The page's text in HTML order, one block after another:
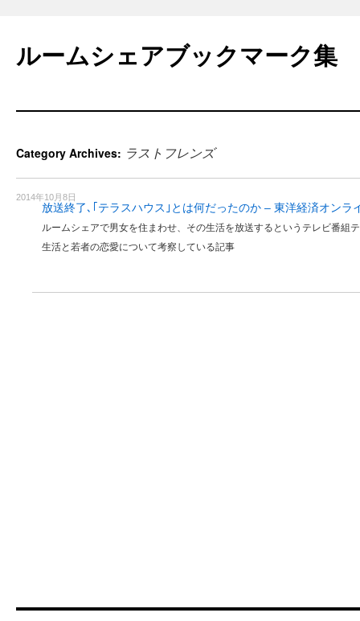
content
ルームシェアブックマーク集
Category Archives: ラストフレンズ
2014年10月8日
放送終了､｢テラスハウス｣とは何だったのか – 東洋経済オンラ
ルームシェアで男女を住まわせ、その生活を放送するというテレビ番組
生活と若者の恋愛について考察している記事